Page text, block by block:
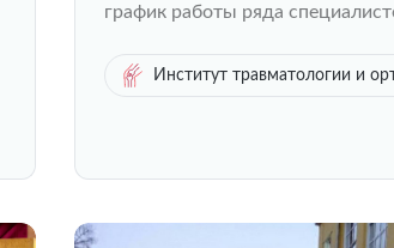
график работы ряда
Институт травматологии и